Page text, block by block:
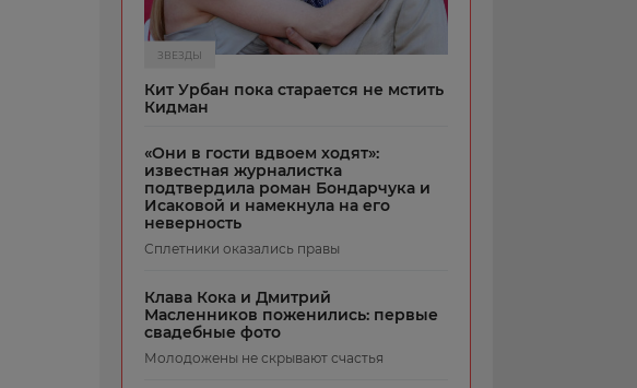
ЗВЕЗДЫ
Кит Урбан пока старается не мстить
Кидман
«Они в гости вдвоем ходят»:
известная журналистка
подтвердила роман Бондарчука и
Исаковой и намекнула на его
неверность
Сплетники оказались правы
Клава Кока и Дмитрий
Масленников поженились: первые
свадебные фото
Молодожены не скрывают счастья